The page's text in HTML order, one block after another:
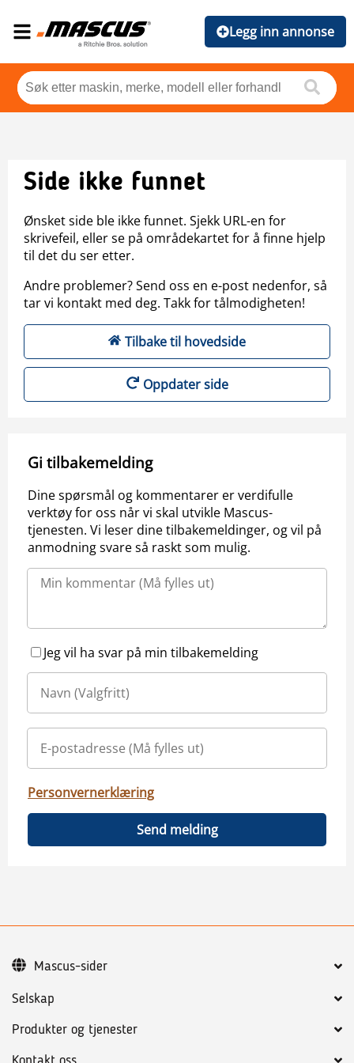
Legg inn annonse
Side ikke funnet
Ønsket side ble ikke funnet. Sjekk URL-en for
skrivefeil, eller se på områdekartet for å finne hjelp
til det du ser etter.
Andre problemer? Send oss en e-post nedenfor, så
tar vi kontakt med deg. Takk for tålmodigheten!
Tilbake til hovedside
Oppdater side
Gi tilbakemelding
Dine spørsmål og kommentarer er verdifulle
verktøy for oss når vi skal utvikle Mascus-
tjenesten. Vi leser dine tilbakemeldinger, og vil på
anmodning svare så raskt som mulig.
Jeg vil ha svar på min tilbakemelding
Personvernerklæring
Send melding
Selskap
Produkter og tjenester
Mascus-sider